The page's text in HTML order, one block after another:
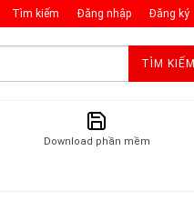
Tìm kiếm Đăng nhập Đăng ký
TÌM KIẾM
Download phần mềm